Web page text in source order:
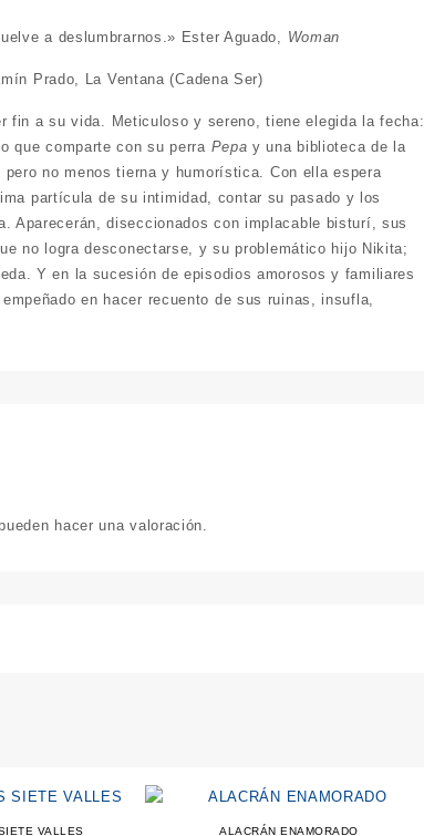
a deslumbrarnos.» Ester Aguado, Woman
Prado, La Ventana (Cadena Ser)
fin a su vida. Meticuloso y sereno, tiene elegida la fecha:
que comparte con su perra Pepa y una biblioteca de la
no menos tierna y humorística. Con ella espera
partícula de su intimidad, contar su pasado y los
Aparecerán, diseccionados con implacable bisturí, sus
no logra desconectarse, y su problemático hijo Nikita;
Y en la sucesión de episodios amorosos y familiares
en hacer recuento de sus ruinas, insufla,
hacer una valoración.
VALLES ALACRÁN ENAMORADO